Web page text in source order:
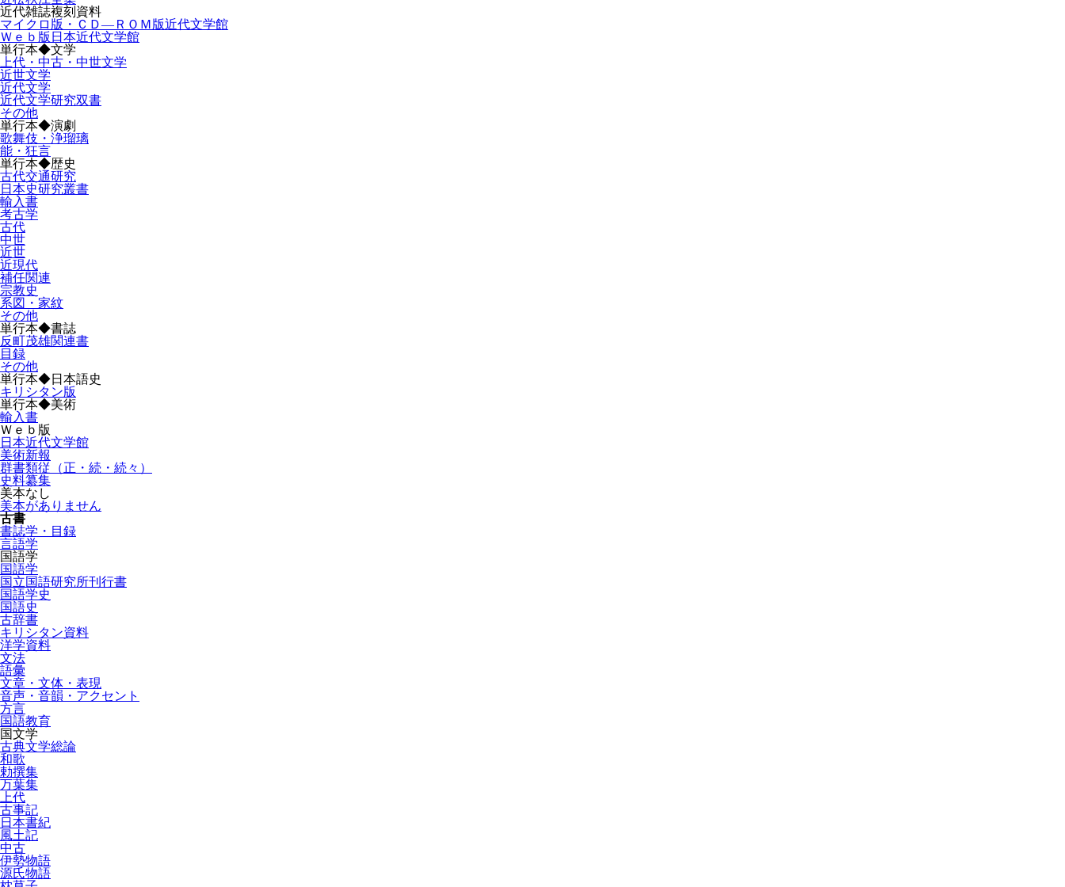
近代雑誌複刻資料
マイクロ版・ＣＤ―ＲＯＭ版近代文学館
Ｗｅｂ版日本近代文学館
単行本◆文学
上代・中古・中世文学
近世文学
近代文学
近代文学研究双書
その他
単行本◆演劇
歌舞伎・浄瑠璃
能・狂言
単行本◆歴史
古代交通研究
日本史研究叢書
輸入書
考古学
古代
中世
近世
近現代
補任関連
宗教史
系図・家紋
その他
単行本◆書誌
反町茂雄関連書
目録
その他
単行本◆日本語史
キリシタン版
単行本◆美術
輸入書
Ｗｅｂ版
日本近代文学館
美術新報
群書類従（正・続・続々）
史料纂集
美本なし
美本がありません
古書
書誌学・目録
言語学
国語学
国語学
国立国語研究所刊行書
国語学史
国語史
古辞書
キリシタン資料
洋学資料
文法
語彙
文章・文体・表現
音声・音韻・アクセント
方言
国語教育
国文学
古典文学総論
和歌
勅撰集
万葉集
上代
古事記
日本書紀
風土記
中古
伊勢物語
源氏物語